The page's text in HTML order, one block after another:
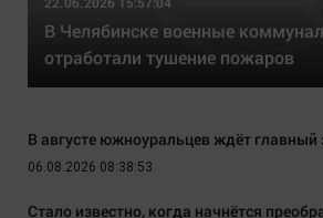
В Челябинске военные
отработали тушение пожаров
В августе южноуральцев ждёт главный
06.08.2026 08:38:53
Стало известно, когда начнётся